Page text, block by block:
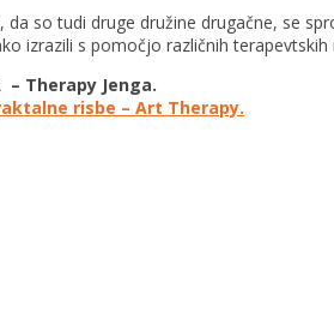
so tudi druge družine drugačne, se
izrazili s pomočjo različnih
– Therapy Jenga.
risbe – Art Therapy.